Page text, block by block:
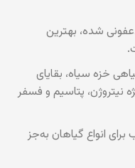
شده، بهترین
خزه سیاه، بقایای
نیتروژن، پتاسیم و فسفر
انواع گیاهان به‌جز